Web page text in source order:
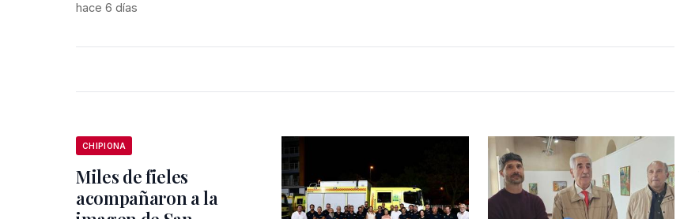
hace 6 días
CHIPIONA
Miles de fieles
acompañaron a la